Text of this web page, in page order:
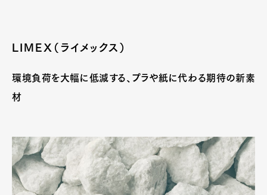
LIMEX（ライメックス）
環境負荷を大幅に低減する、プラや紙に代わる期待の新素
材